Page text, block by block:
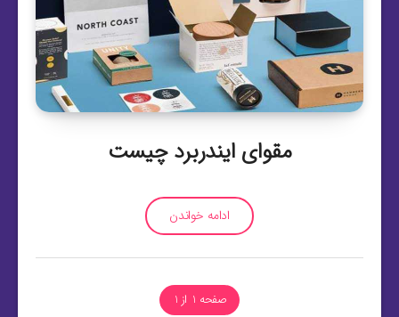
مقوای ایندربرد چیست
ادامه خواندن
صفحه 1 از 1